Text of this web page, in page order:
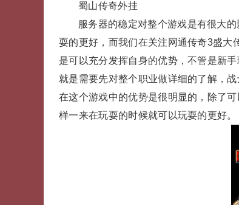
蜀山传奇外挂
服务器的稳定对整个游戏是有很大
耍的更好，而我们在关注网通传奇3盛大
是可以充分发挥自身的优势，不管是新
就是需要先对整个职业做详细的了解，
在这个游戏中的优势是很明显的，除了
样一来在玩耍的时候就可以玩耍的更好。